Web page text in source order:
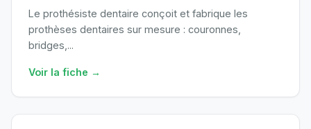
Le prothésiste dentaire conçoit et fabrique les
prothèses dentaires sur mesure : couronnes,
bridges, ...
Voir la fiche →